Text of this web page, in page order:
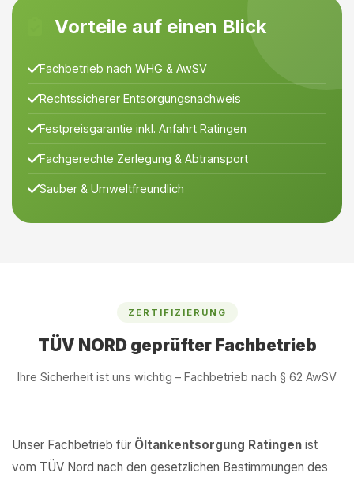
Vorteile auf einen Blick
Fachbetrieb nach WHG & AwSV
Rechtssicherer Entsorgungsnachweis
Festpreisgarantie inkl. Anfahrt Ratingen
Fachgerechte Zerlegung & Abtransport
Sauber & Umweltfreundlich
ZERTIFIZIERUNG
TÜV NORD geprüfter Fachbetrieb
Ihre Sicherheit ist uns wichtig – Fachbetrieb nach § 62 AwSV
Unser Fachbetrieb für Öltankentsorgung Ratingen ist
vom TÜV Nord nach den gesetzlichen Bestimmungen des